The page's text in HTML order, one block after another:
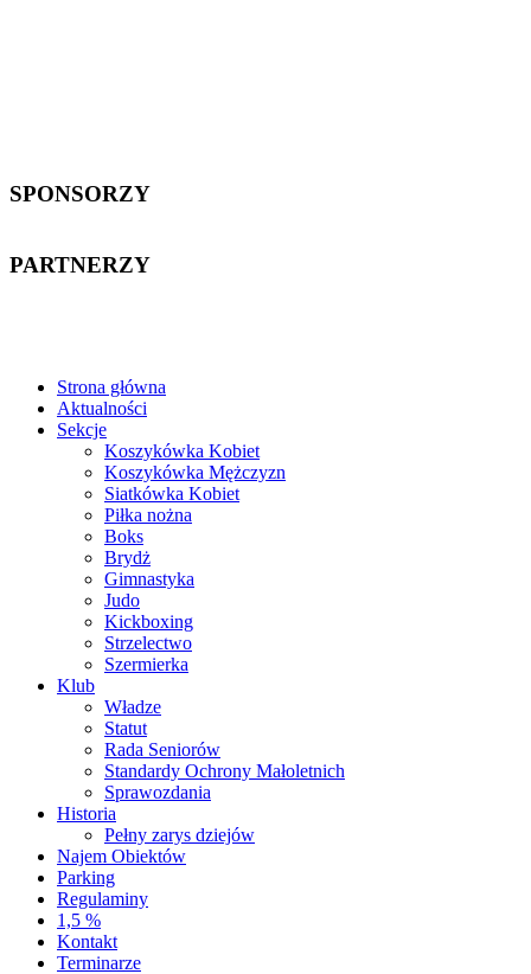
SPONSORZY
PARTNERZY
Strona główna
Aktualności
Sekcje
Koszykówka Kobiet
Koszykówka Mężczyzn
Siatkówka Kobiet
Piłka nożna
Boks
Brydż
Gimnastyka
Judo
Kickboxing
Strzelectwo
Szermierka
Klub
Władze
Statut
Rada Seniorów
Standardy Ochrony Małoletnich
Sprawozdania
Historia
Pełny zarys dziejów
Najem Obiektów
Parking
Regulaminy
1,5 %
Kontakt
Terminarze